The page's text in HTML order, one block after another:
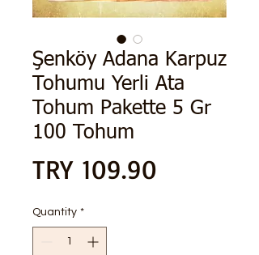
Şenköy Adana Karpuz
Tohumu Yerli Ata
Tohum Pakette 5 Gr
100 Tohum
TRY 109.90Price
Quantity *